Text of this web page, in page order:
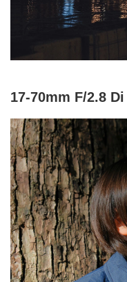
17-70mm F/2.8